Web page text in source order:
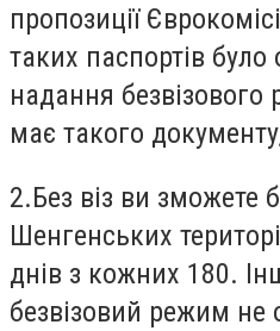
пропозиції
таких паспортів
надання
має такого
2.Без віз ви зможете
Шенгенських
днів з кожних 180.
безвізовий режим не